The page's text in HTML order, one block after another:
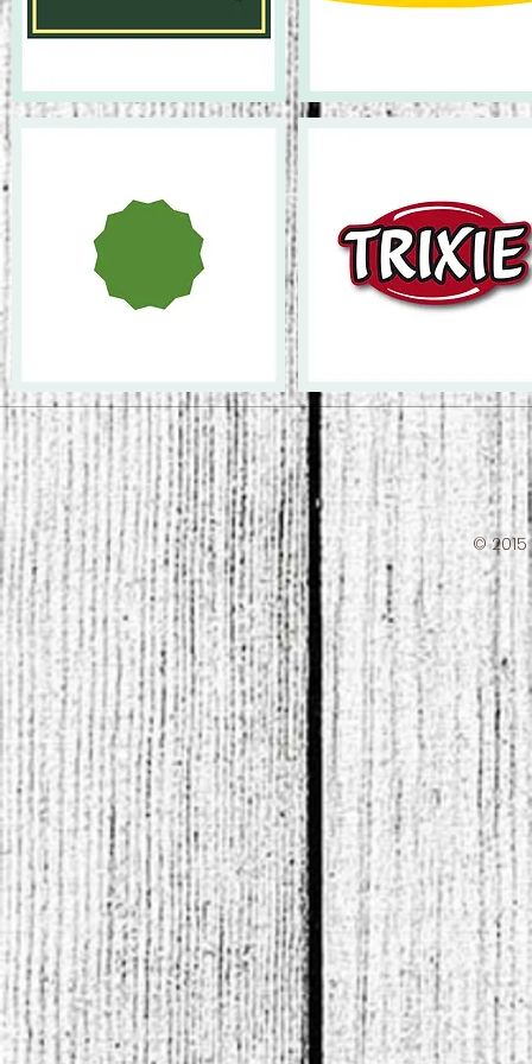
© 2015